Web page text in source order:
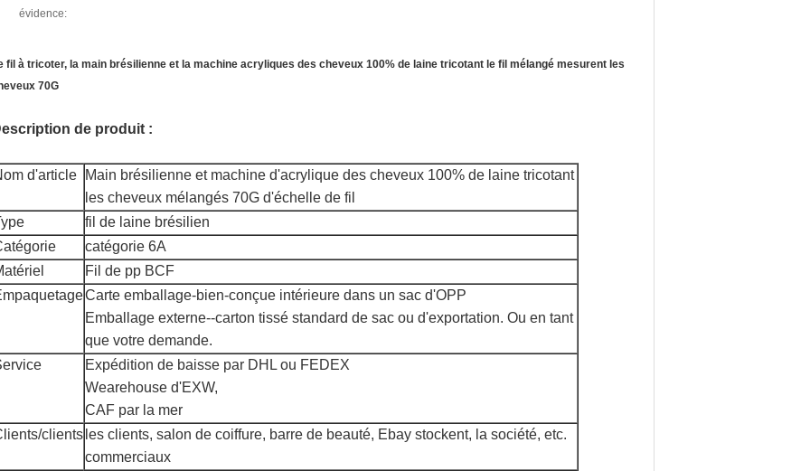
évidence:
fil à tricoter, la main brésilienne et la machine acryliques des cheveux 100% de laine tricotant le fil mélangé mesurent les
70G
de produit :
d'article
Main brésilienne et machine d'acrylique des cheveux 100% de laine tricotant
les cheveux mélangés 70G d'échelle de fil
fil de laine brésilien
catégorie 6A
Fil de pp BCF
Carte emballage-bien-conçue intérieure dans un sac d'OPP
Emballage externe--carton tissé standard de sac ou d'exportation. Ou en tant
que votre demande.
Expédition de baisse par DHL ou FEDEX
Wearehouse d'EXW,
CAF par la mer
clients les clients, salon de coiffure, barre de beauté, Ebay stockent, la société, etc.
commerciaux